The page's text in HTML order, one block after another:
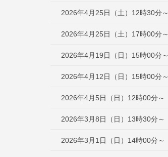
2026年4月25日（土）12時30分～
2026年4月25日（土）17時00分～
2026年4月19日（日）15時00分～
2026年4月12日（日）15時00分～
2026年4月5日（日）12時00分～
2026年3月8日（日）13時30分～
2026年3月1日（日）14時00分～